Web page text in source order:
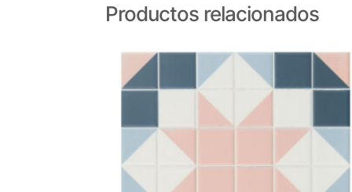
Productos relacionados